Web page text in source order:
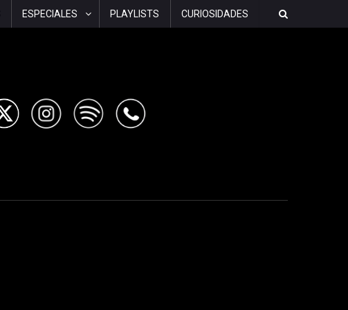
ESPECIALES PLAYLISTS CURIOSIDADES